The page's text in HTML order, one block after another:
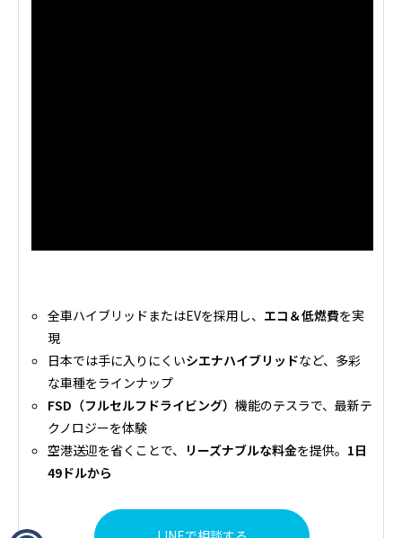
全車ハイブリッドまたはEVを採用し、 エコ＆低燃費を実
現
日本では手に入りにくいシエナハイブリッドなど、多彩
な車種をラインナップ
FSD（フルセルフドライビング）機能のテスラで、最新テ
クノロジーを体験
空港送迎を省くことで、
リーズナブルな料金を提供。 1日
49ドルから